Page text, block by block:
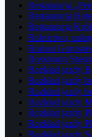
Restauracja
Restauracja
Restauracja
Rolnictwo,
Roman
Rossmann
Rozkład jazdy
Rozkład jazdy
Rozkład jazdy
Rozkład jazdy
Rozkład jazdy
Rozkład jazdy
Rozkład jazdy